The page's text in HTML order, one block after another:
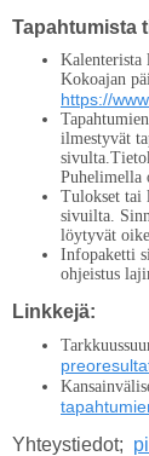
Tapahtumista
Kalenterista
Kokoajan
https://
ilmestyvät
Puhelimella
Tulokset tai
sivuilta.
löytyvät
Infopaketti
ohjeistus
Linkkejä:
Yhteystiedot;